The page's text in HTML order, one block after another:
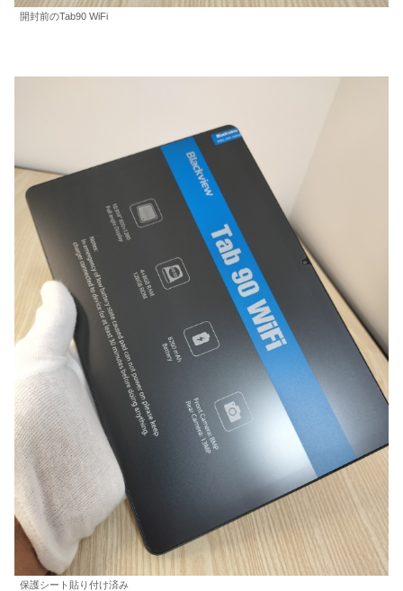
開封前のTab90 WiFi
保護シート貼り付け済み